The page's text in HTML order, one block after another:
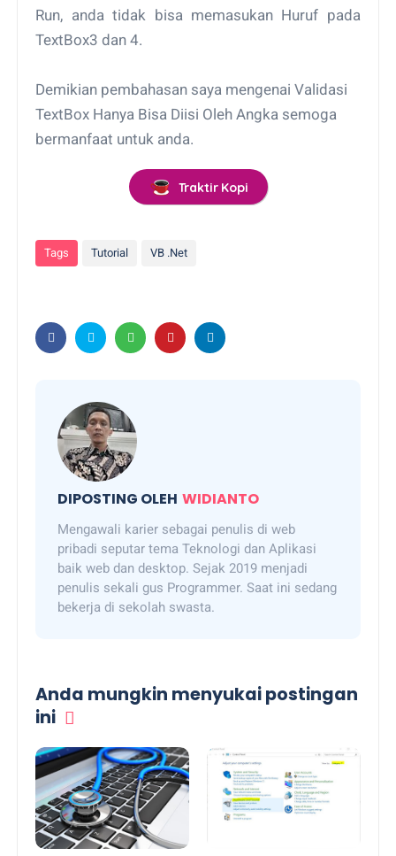
Run, anda tidak bisa memasukan Huruf pada
TextBox3 dan 4.
Demikian pembahasan saya mengenai Validasi
TextBox Hanya Bisa Diisi Oleh Angka semoga
bermanfaat untuk anda.
Traktir Kopi
Tags Tutorial VB .Net
DIPOSTING OLEH WIDIANTO
Mengawali karier sebagai penulis di web
pribadi seputar tema Teknologi dan Aplikasi
baik web dan desktop. Sejak 2019 menjadi
penulis sekali gus Programmer. Saat ini sedang
bekerja di sekolah swasta.
Anda mungkin menyukai postingan
ini